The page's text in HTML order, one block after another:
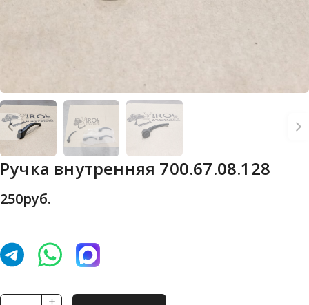
Ручка внутренняя 700.67.08.128
250руб.
Количество